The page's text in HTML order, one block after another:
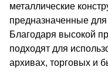
металлические
предназначенные
Благодаря высокой
подходят для
архивах, торговых и